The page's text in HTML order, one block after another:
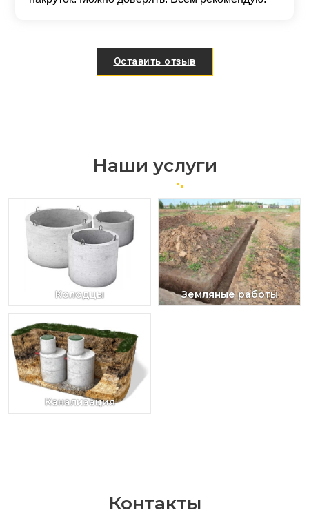
Оставить отзыв
Наши услуги
Колодцы Земляные работы
Канализация
Контакты